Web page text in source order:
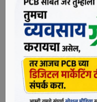
Last updated: June 27, 2022
bpcauthor
मुंबई, दि. २७ (पीसीबी) –
निमंत्रीत केली असून आपल्या
नका असे सक्त आदेश दिले आहेत.